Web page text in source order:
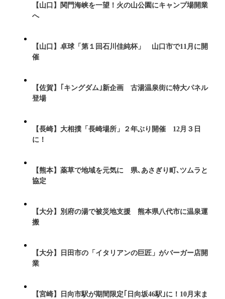
【山口】関門海峡を一望！火の山公園にキャンプ場開業
へ
【山口】卓球「第１回石川佳純杯」 山口市で11月に開
催
【佐賀】｢キングダム｣新企画 古湯温泉街に特大パネル
登場
【長崎】大相撲「長崎場所」２年ぶり開催 12月３日
に！
【熊本】薬草で地域を元気に 県､あさぎり町､ツムラと
協定
【大分】別府の湯で被災地支援 熊本県八代市に温泉運
搬
【大分】日田市の「イタリアンの巨匠」がバーガー店開
業
【宮崎】日向市駅が期間限定｢日向坂46駅｣に！10月末ま